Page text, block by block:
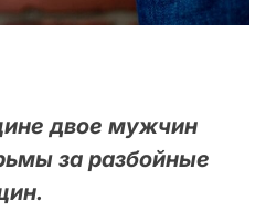
двое мужчин
за разбойные